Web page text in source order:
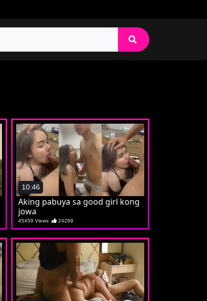
10:46
Aking pabuya sa good girl kong
jowa
45459 Views 24299